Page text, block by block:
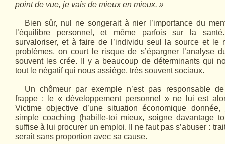
point de vue, je vais de mieux en mieux. »
Bien sûr, nul ne songerait à nier l’importance du
l’équilibre personnel, et même parfois sur la
survaloriser, et à faire de l’individu seul la source et le
problèmes, on court le risque de s’épargner l’analyse
souvent les crée. Il y a beaucoup de déterminants qui
tout le négatif qui nous assiège, très souvent sociaux.
Un chômeur par exemple n’est pas responsable
frappe : le « développement personnel » ne lui est
Victime objective d’une situation économique
simple coaching (habille-toi mieux, soigne davantage
suffise à lui procurer un emploi. Il ne faut pas s’abuser :
serait sans pro­portion avec sa cause.